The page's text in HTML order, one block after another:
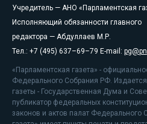
Учредитель — АНО «Парламентская
Исполняющий обязанности главного
редактора — Абдуллаев М.Р.
Тел.: +7 (495) 637–69–79 E-mail:
«Парламентская газета» -
Федерального Собрания РФ.
газеты - Государственная Дума и
публикатор федеральных
законов и актов палат Федерального